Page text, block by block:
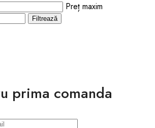
Preț maxim
Filtrează
prima comanda